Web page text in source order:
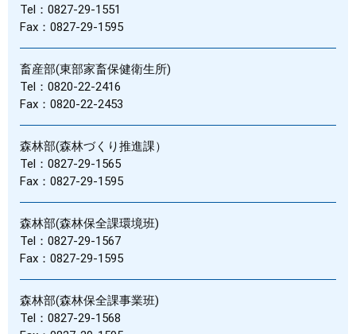
Tel：0827-29-1551
Fax：0827-29-1595
畜産部(東部家畜保健衛生所)
Tel：0820-22-2416
Fax：0820-22-2453
森林部(森林づくり推進課）
Tel：0827-29-1565
Fax：0827-29-1595
森林部(森林保全課環境班)
Tel：0827-29-1567
Fax：0827-29-1595
森林部(森林保全課事業班)
Tel：0827-29-1568